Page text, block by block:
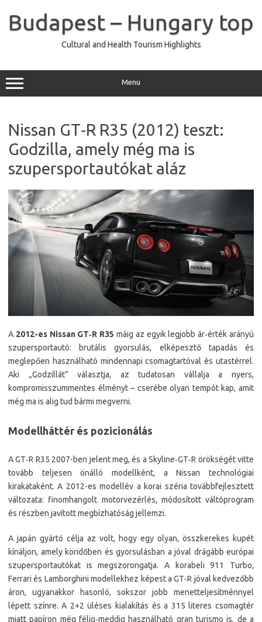
content
Budapest – Hungary top
Cultural and Health Tourism Highlights
Menu
Nissan GT‑R R35 (2012) teszt:
Godzilla, amely még ma is
szupersportautókat aláz
A 2012-es Nissan GT‑R R35 máig az egyik legjobb ár‑érték arányú
szupersportautó: brutális gyorsulás, elképesztő tapadás és
meglepően használható mindennapi csomagtartóval és utastérrel.
Aki „Godzillát” választja, az tudatosan vállalja a nyers,
kompromisszummentes élményt – cserébe olyan tempót kap, amit
még ma is alig tud bármi megverni.
Modellháttér és pozicionálás
A GT‑R R35 2007-ben jelent meg, és a Skyline‑GT‑R örökségét vitte
tovább teljesen önálló modellként, a Nissan technológiai
kirakataként. A 2012-es modellév a korai széria továbbfejlesztett
változata: finomhangolt motorvezérlés, módosított váltóprogram
és részben javított megbízhatóság jellemzi.
A japán gyártó célja az volt, hogy egy olyan, összkerekes kupét
kínáljon, amely köridőben és gyorsulásban a jóval drágább európai
szupersportautókat is megszorongatja. A korabeli 911 Turbo,
Ferrari és Lamborghini modellekhez képest a GT‑R jóval kedvezőbb
áron, ugyanakkor hasonló, sokszor jobb menetteljesítménnyel
lépett színre. A 2+2 üléses kialakítás és a 315 literes csomagtér
miatt papíron még félig‑meddig használható gran turismo is, de a